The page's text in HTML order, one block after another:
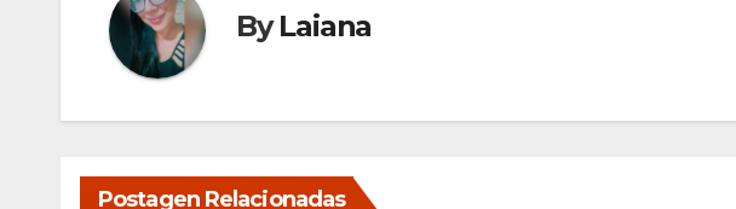
ByLaiana
Postagen Relacionadas